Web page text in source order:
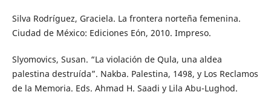
Silva Rodríguez, Graciela. La frontera norteña femenina.
Ciudad de México: Ediciones Eón, 2010. Impreso.
Slyomovics, Susan. “La violación de Qula, una aldea
palestina destruída”. Nakba. Palestina, 1498, y Los Reclamos
de la Memoria. Eds. Ahmad H. Saadi y Lila Abu-Lughod.